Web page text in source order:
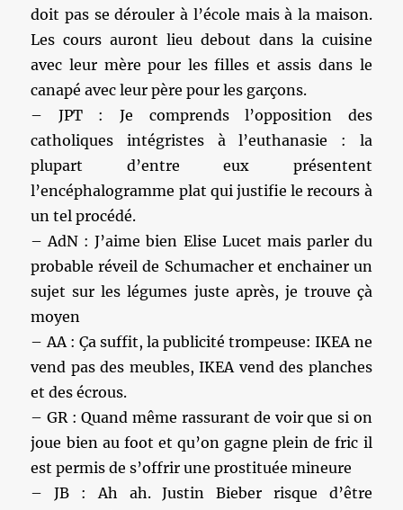
doit pas se dérouler à l’école mais à la maison.
Les cours auront lieu debout dans la cuisine
avec leur mère pour les filles et assis dans le
canapé avec leur père pour les garçons.
– JPT : Je comprends l’opposition des
catholiques intégristes à l’euthanasie : la
plupart d’entre eux présentent
l’encéphalogramme plat qui justifie le recours à
un tel procédé.
– AdN : J’aime bien Elise Lucet mais parler du
probable réveil de Schumacher et enchainer un
sujet sur les légumes juste après, je trouve çà
moyen
– AA : Ça suffit, la publicité trompeuse: IKEA ne
vend pas des meubles, IKEA vend des planches
et des écrous.
– GR : Quand même rassurant de voir que si on
joue bien au foot et qu’on gagne plein de fric il
est permis de s’offrir une prostituée mineure
– JB : Ah ah. Justin Bieber risque d’être